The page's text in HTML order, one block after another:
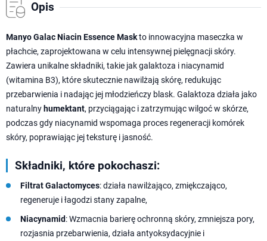
Opis
Manyo Galac Niacin Essence Maskto innowacyjna maseczka w
płachcie, zaprojektowana w celu intensywnej pielęgnacji skóry.
Zawiera unikalne składniki, takie jak galaktoza i niacynamid
(witamina B3), które skutecznie nawilżają skórę, redukując
przebarwienia i nadając jej młodzieńczy blask. Galaktoza działa jako
naturalny humektant, przyciągając i zatrzymując wilgoć w skórze,
podczas gdy niacynamid wspomaga proces regeneracji komórek
skóry, poprawiając jej teksturę i jasność.
Składniki, które pokochaszi:
Filtrat Galactomyces: działa nawilżająco, zmiękczająco,
regeneruje i łagodzi stany zapalne,
Niacynamid: Wzmacnia barierę ochronną skóry, zmniejsza pory,
rozjasnia przebarwienia, działa antyoksydacyjnie i